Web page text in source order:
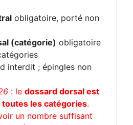
obligatoire, porté non
(catégorie) obligatoire
interdit ; épingles non
: le dossard dorsal est
les catégories.
un nombre suffisant